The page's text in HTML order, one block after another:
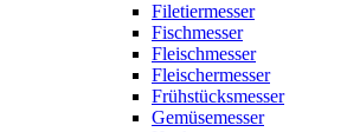
Filetiermesser
Fischmesser
Fleischmesser
Fleischermesser
Frühstücksmesser
Gemüsemesser